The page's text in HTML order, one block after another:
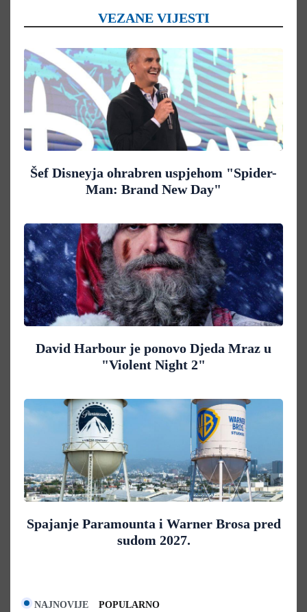
VEZANE VIJESTI
Šef Disneyja ohrabren uspjehom "Spider-
Man: Brand New Day"
David Harbour je ponovo Djeda Mraz u
"Violent Night 2"
Spajanje Paramounta i Warner Brosa pred
sudom 2027.
NAJNOVIJE POPULARNO